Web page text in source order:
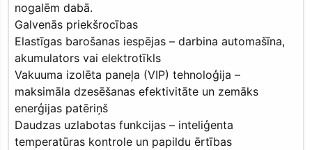
nogalēm dabā.
Galvenās priekšrocības
Elastīgas barošanas iespējas – darbina automašīna,
akumulators vai elektrotīkls
Vakuuma izolēta paneļa (VIP) tehnoloģija –
maksimāla dzesēšanas efektivitāte un zemāks
enerģijas patēriņš
Daudzas uzlabotas funkcijas – inteliģenta
temperatūras kontrole un papildu ērtības